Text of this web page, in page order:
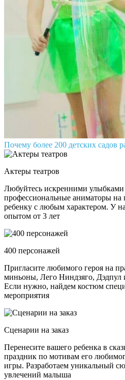
Почему более 200 детских садов
Актеры театров
Любуйтесь искренними
профессиональные аниматоры на
ребенку с любым характером. У
опытом от 3 лет
400 персонажей
Пригласите любимого героя на
миньоны, Лего Ниндзяго, Дэдпул
Если нужно, найдем костюм
мероприятия
Сценарии на заказ
Перенесите вашего ребенка в
праздник по мотивам его
игры. Разработаем уникальный
увлечений малыша